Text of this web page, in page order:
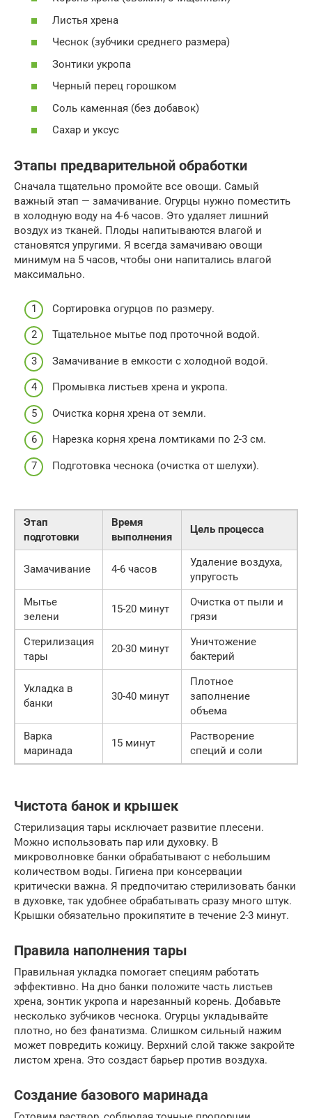
Листья хрена
Чеснок (зубчики среднего размера)
Зонтики укропа
Черный перец горошком
Соль каменная (без добавок)
Сахар и уксус
Этапы предварительной обработки
Сначала тщательно промойте все овощи. Самый
важный этап — замачивание. Огурцы нужно поместить
в холодную воду на 4-6 часов. Это удаляет лишний
воздух из тканей. Плоды напитываются влагой и
становятся упругими. Я всегда замачиваю овощи
минимум на 5 часов, чтобы они напитались влагой
максимально.
Сортировка огурцов по размеру.
Тщательное мытье под проточной водой.
Замачивание в емкости с холодной водой.
Промывка листьев хрена и укропа.
Очистка корня хрена от земли.
Нарезка корня хрена ломтиками по 2-3 см.
Подготовка чеснока (очистка от шелухи).
Этап
подготовки
Время
выполнения
Цель процесса
Замачивание 4-6 часов
Удаление воздуха,
упругость
Мытье
зелени
15-20 минут
Очистка от пыли и
грязи
Стерилизация
тары
20-30 минут
Уничтожение
бактерий
Укладка в
банки
30-40 минут
Плотное
заполнение
объема
Варка
маринада
15 минут
Растворение
специй и соли
Чистота банок и крышек
Стерилизация тары исключает развитие плесени.
Можно использовать пар или духовку. В
микроволновке банки обрабатывают с небольшим
количеством воды. Гигиена при консервации
критически важна. Я предпочитаю стерилизовать банки
в духовке, так удобнее обрабатывать сразу много штук.
Крышки обязательно прокипятите в течение 2-3 минут.
Правила наполнения тары
Правильная укладка помогает специям работать
эффективно. На дно банки положите часть листьев
хрена, зонтик укропа и нарезанный корень. Добавьте
несколько зубчиков чеснока. Огурцы укладывайте
плотно, но без фанатизма. Слишком сильный нажим
может повредить кожицу. Верхний слой также закройте
листом хрена. Это создаст барьер против воздуха.
Создание базового маринада